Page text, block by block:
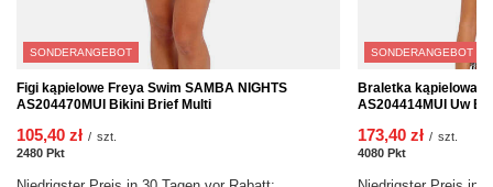
SONDERANGEBOT
Figi kąpielowe Freya Swim SAMBA NIGHTS
AS204470MUI Bikini Brief Multi
105,40 zł / szt.
2480 Pkt
SONDERANGEBOT
Braletka kąpielowa
AS204414MUI Uw
173,40 zł / szt.
4080 Pkt